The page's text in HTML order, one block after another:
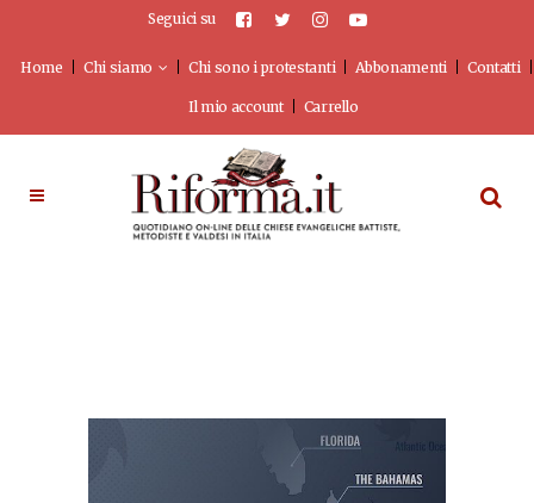
Seguici su
Home Chi siamo Chi sono i protestanti Abbonamenti Contatti
Il mio account Carrello